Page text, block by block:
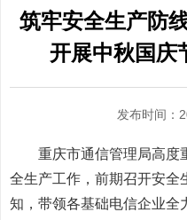
筑牢安全生产防
开展中秋国庆
发布时间：
重庆市通信管理局高度
全生产工作，前期召开安全
知，带领各基础电信企业全